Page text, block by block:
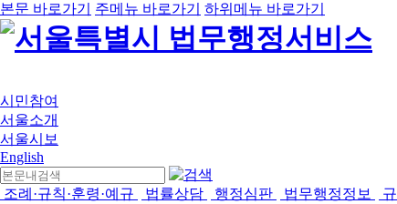
본문 바로가기 주메뉴 바로가기 하위메뉴 바로가기
시민참여
서울소개
서울시보
English
조례·규칙·훈령·예규 법률상담 행정심판 법무행정정보